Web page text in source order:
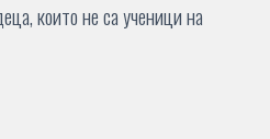
които не са ученици на